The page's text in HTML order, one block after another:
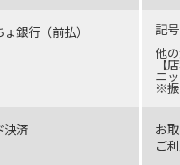
ょ銀行（前払）
記
他
【
ニ
※振
決済
お
ご